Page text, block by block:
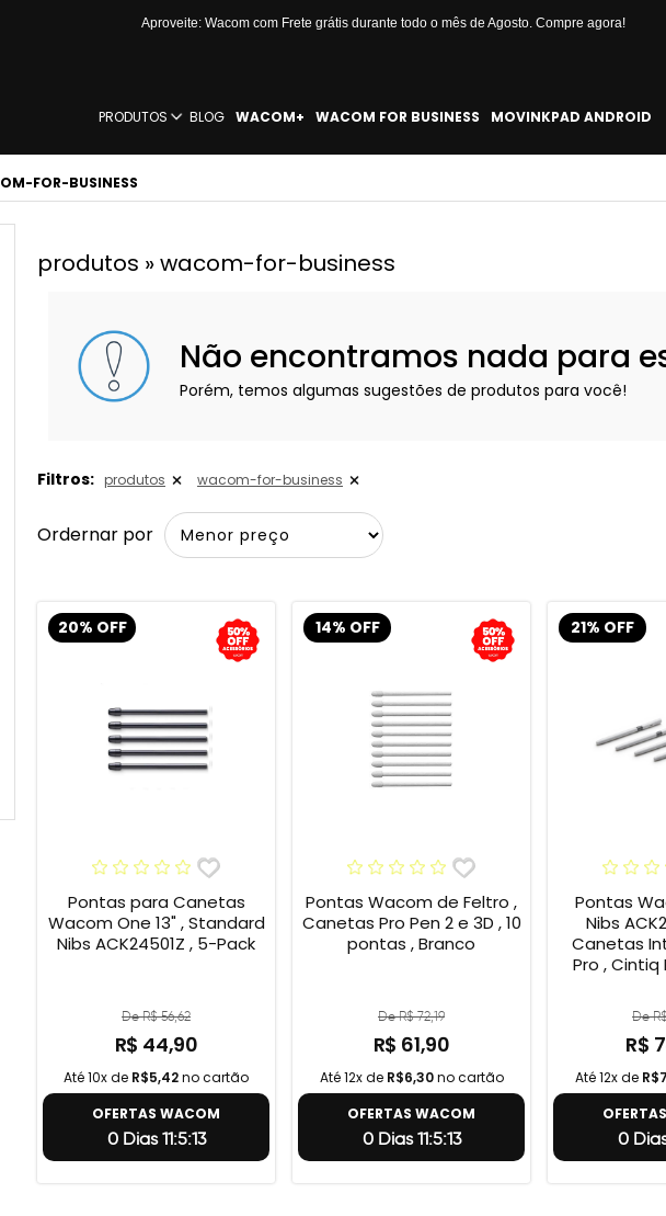
Aproveite: Wacom com Frete grátis durante todo o mês de Agosto. Compre agora!
PRODUTOS BLOG WACOM+ WACOM FOR BUSINESS MOVINKPAD ANDROID
FOR-BUSINESS
produtos » wacom-for-business
Não encontramos nada para
Porém, temos algumas sugestões de produtos para você!
Filtros: produtos wacom-for-business
Ordernar por
20% OFF
Pontas para Canetas
Wacom One 13" , Standard
Nibs ACK24501Z , 5-Pack
De R$ 56,62
R$ 44,90
Até 10x de R$5,42no cartão
OFERTAS WACOM
0 Dias 11:5:12
14% OFF
Pontas Wacom de Feltro ,
Canetas Pro Pen 2 e 3D , 10
pontas , Branco
De R$ 72,19
R$ 61,90
Até 12x de R$6,30no cartão
OFERTAS WACOM
0 Dias 11:5:12
21% OFF
Pontas
Nibs
Canetas
Pro , Cintiq
De
R$
Até 12x de
0 Dias